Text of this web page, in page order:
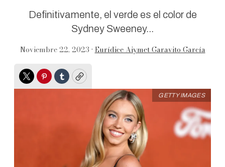
Definitivamente, el verde es el color de
Sydney Sweeney...
Noviembre 22, 2023 • Eurídice Aiymet Garavito García
TwitterPinterest
TumblrCopy
GETTY IMAGES